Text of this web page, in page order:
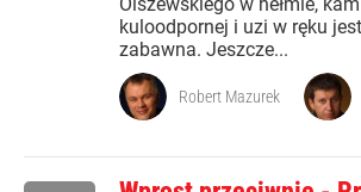
kuloodpornej i uzi w ręku
zabawna. Jeszcze...
Robert Mazurek